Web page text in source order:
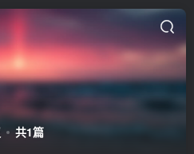
共1篇